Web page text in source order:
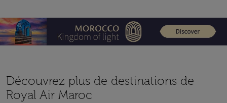
Découvrez plus de destinations de
Royal Air Maroc